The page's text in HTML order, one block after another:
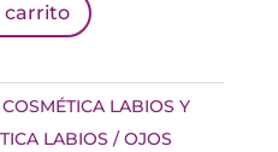
carrito
COSMÉTICA LABIOS Y
LABIOS / OJOS